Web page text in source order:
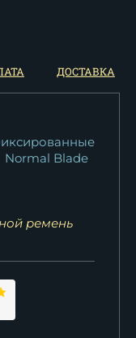
ДОСТАВКА
Normal Blade
ремень